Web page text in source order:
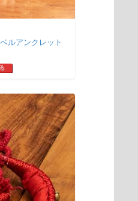
ルアンクレット